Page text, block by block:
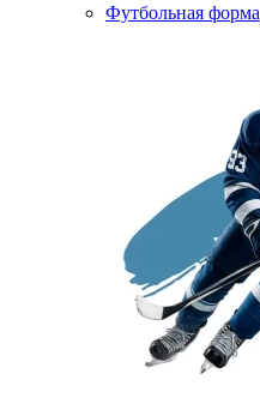
Футбольная форма